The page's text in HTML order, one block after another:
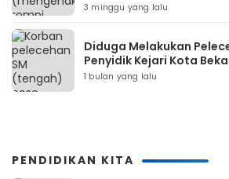
3 minggu yang lalu
Diduga Melakukan
Penyidik Kejari Kota
1 bulan yang lalu
PENDIDIKAN KITA